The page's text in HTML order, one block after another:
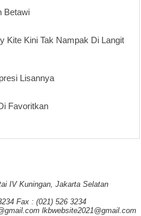
Betawi
Kite Kini Tak Nampak Di Langit
Lisannya
Favoritkan
IV Kuningan, Jakarta Selatan
Fax : (021) 526 3234
lkbwebsite2021@gmail.com